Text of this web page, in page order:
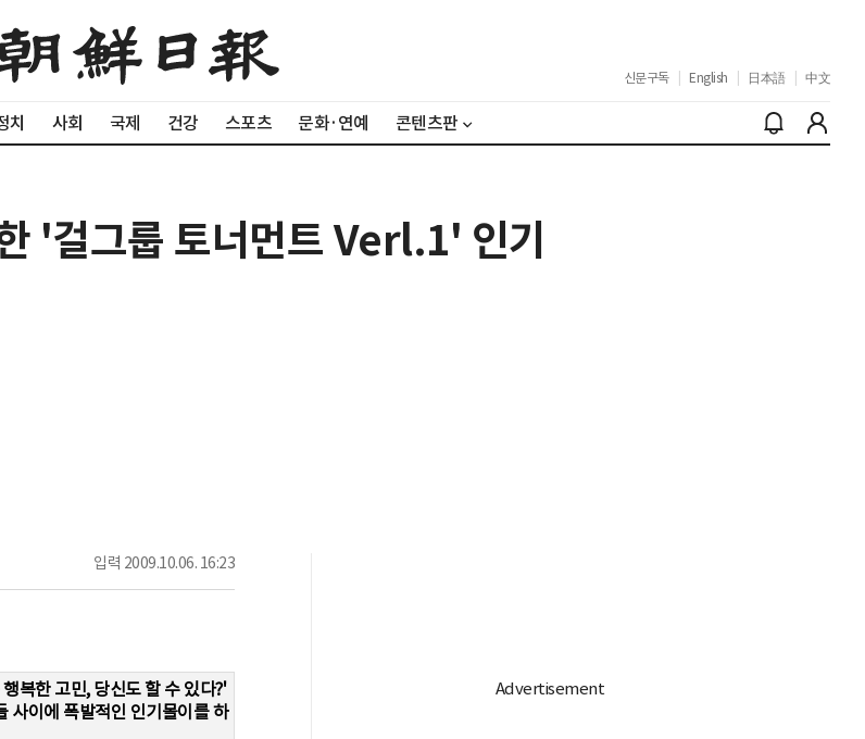
신문구독 English 日本語 中文
치 사회 국제 건강 스포츠 문화·연예 콘텐츠판
'걸그룹 토너먼트 Verl.1' 인기
입력 2009.10.06. 16:23
복한 고민, 당신도 할 수 있다?'
사이에 폭발적인 인기몰이를 하